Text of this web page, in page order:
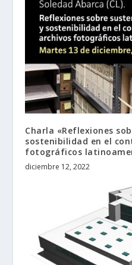
Charla «Reflexiones
sostenibilidad en el
fotográficos
diciembre 12, 2022